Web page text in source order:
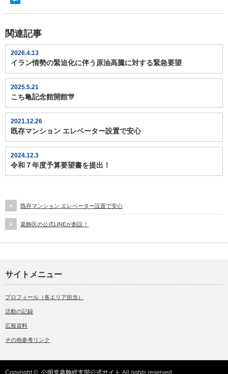
関連記事
2026.4.13
イラン情勢の緊迫化に伴う原油高騰に対する緊急要望
2025.5.21
こち亀記念館開館🎊
2021.12.26
既存マンション エレベーター設置で安心
2024.12.3
令和７年度予算要望書を提出！
既存マンション エレベーター設置で安心
葛飾区の公式LINEが創設！
サイトメニュー
プロフィール（各エリア担当）
活動の記録
広報資料
その他参考リンク
Copyright © 公明党葛飾総支部公式サイト All rights reserved.